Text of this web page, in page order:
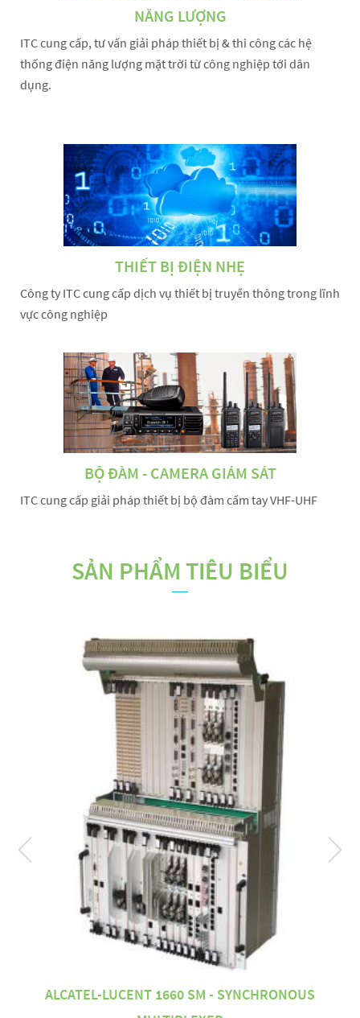
NĂNG LƯỢNG
ITC cung cấp, tư vấn giải pháp thiết bị & thi công các hệ
thống điện năng lượng mặt trời từ công nghiệp tới dân
dụng.
THIẾT BỊ ĐIỆN NHẸ
Công ty ITC cung cấp dịch vụ thiết bị truyền thông trong lĩnh
vực công nghiệp
BỘ ĐÀM - CAMERA GIÁM SÁT
ITC cung cấp giải pháp thiết bị bộ đàm cầm tay VHF-UHF
SẢN PHẨM TIÊU BIỂU
ALCATEL-LUCENT 1660 SM - SYNCHRONOUS